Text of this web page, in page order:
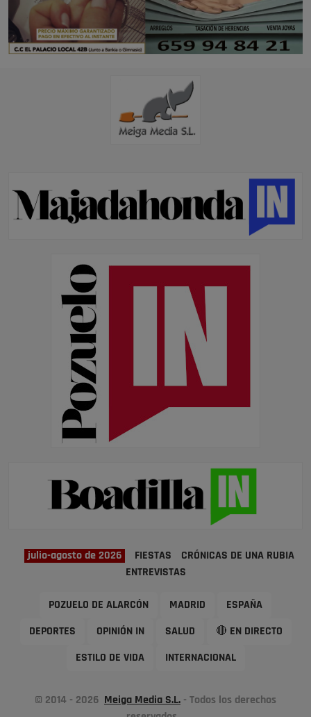
julio-agosto de 2026 FIESTAS
CRÓNICAS DE UNA RUBIA
ENTREVISTAS
POZUELO DE ALARCÓN MADRID ESPAÑA
DEPORTES OPINIÓN IN SALUD 🔴 EN DIRECTO
ESTILO DE VIDA INTERNACIONAL
© 2014 - 2026 Meiga Media S.L. - Todos los derechos